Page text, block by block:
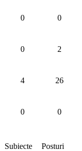
0 0
0 2
4 26
0 0
Subiecte
Posturi